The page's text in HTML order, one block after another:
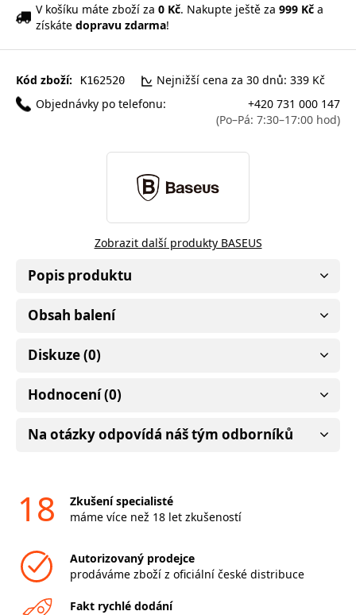
V košíku máte zboží za 0 Kč. Nakupte ještě za 999 Kč a
získáte dopravu zdarma!
Kód zboží: K162520
Nejnižší cena za 30 dnů: 339 Kč
Objednávky po telefonu:
+420 731 000 147
(Po–Pá: 7:30–17:00 hod)
Zobrazit další produkty BASEUS
Popis produktu
Obsah balení
Diskuze (0)
Hodnocení (0)
Na otázky odpovídá náš tým odborníků
18
Zkušení specialisté
máme více než 18 let zkušeností
Autorizovaný prodejce
prodáváme zboží z oficiální české distribuce
Fakt rychlé dodání